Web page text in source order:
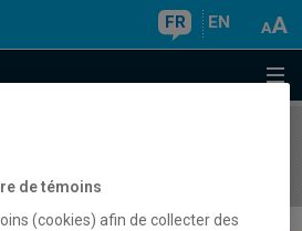
FR EN
de témoins
(cookies) afin de collecter des